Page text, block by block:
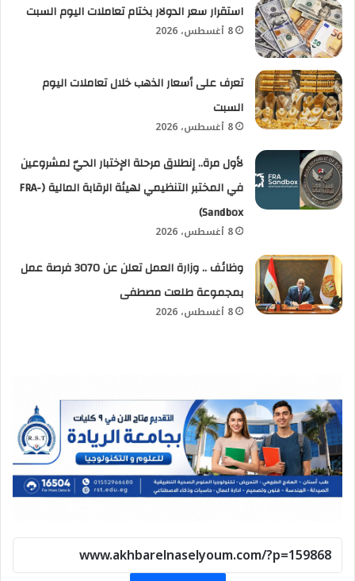
استقرار سعر الدولار بختام تعاملات اليوم السبت
8 أغسطس، 2026
تعرف على أسعار الذهب خلال تعاملات اليوم
السبت
8 أغسطس، 2026
لأول مرة.. إنطلاق مرحلة الإختبار الحيّ لمشروعين
في المختبر التنظيمي لهيئة الرقابة المالية (FRA-
Sandbox)
8 أغسطس، 2026
وظائف .. وزارة العمل تعلن عن 3070 فرصة عمل
بمجموعة طلعت مصطفى
8 أغسطس، 2026